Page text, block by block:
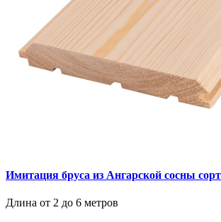
Имитация бруса из Ангарской сосны
Длина от 2 до 6 метров